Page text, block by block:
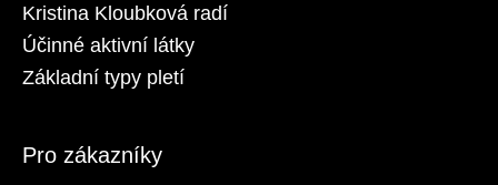
D
p
u
Kristina Kloubková radí
Účinné aktivní látky
Základní typy pletí
Pro zákazníky